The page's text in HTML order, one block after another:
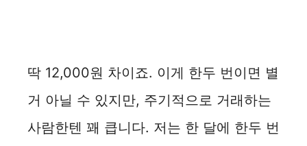
딱 12,000원 차이죠. 이게 한두 번이면 별
거 아닐 수 있지만, 주기적으로 거래하는
사람한텐 꽤 큽니다. 저는 한 달에 한두 번